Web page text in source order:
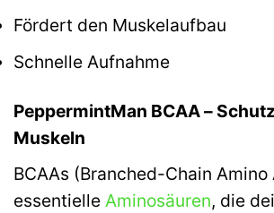
Fördert den Muskelaufbau
Schnelle Aufnahme
PeppermintMan BCAA –
Muskeln
BCAAs (Branched-Chain
essentielle Aminosäuren, die